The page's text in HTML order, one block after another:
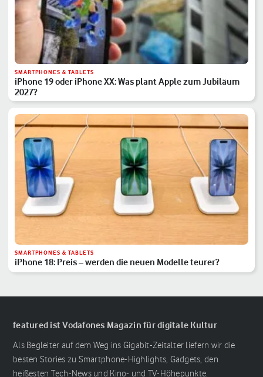
SMARTPHONES & TABLETS
iPhone 19 oder iPhone XX: Was plant Apple zum Jubiläum
2027?
SMARTPHONES & TABLETS
iPhone 18: Preis – werden die neuen Modelle teurer?
featured ist Vodafones Magazin für digitale Kultur
Als Begleiter auf dem Weg ins Gigabit-Zeitalter liefern wir die
besten Stories zu Smartphone-Highlights, Gadgets, den
heißesten Tech-News und Kino- und TV-Höhepunkte.